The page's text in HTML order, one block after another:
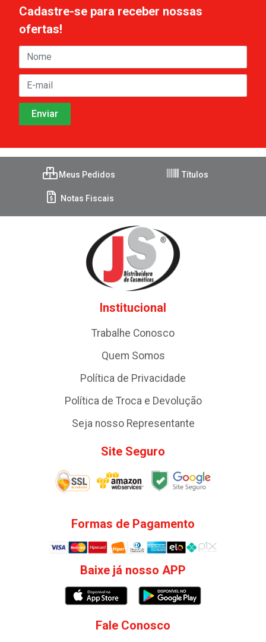
Cadastre-se para receber nossas
ofertas!
Meus Pedidos Títulos
Notas Fiscais
Institucional
Trabalhe Conosco
Quem Somos
Política de Privacidade
Política de Troca e Devolução
Seja nosso Representante
Site Seguro
Formas de Pagamento
Baixe já nosso APP
Fale Conosco